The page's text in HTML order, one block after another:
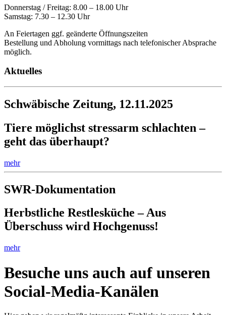
Donnerstag / Freitag: 8.00 – 18.00 Uhr
Samstag: 7.30 – 12.30 Uhr
An Feiertagen ggf. geänderte Öffnungszeiten
Bestellung und Abholung vormittags nach telefonischer Absprache
möglich.
Aktuelles
Schwäbische Zeitung, 12.11.2025
Tiere möglichst stressarm schlachten –
geht das überhaupt?
mehr
SWR-Dokumentation
Herbstliche Restlesküche – Aus
Überschuss wird Hochgenuss!
mehr
Besuche uns auch auf unseren
Social-Media-Kanälen